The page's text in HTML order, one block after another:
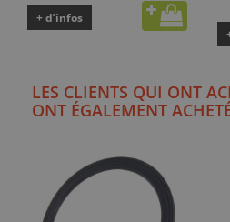
+ d’infos
LES CLIENTS QUI ONT
ONT ÉGALEMENT